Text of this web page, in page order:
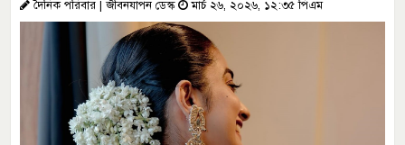
দৈনিক পরিবার | জীবনযাপন ডেস্ক মার্চ ২৬, ২০২৬, ১২:৩৫ পিএম